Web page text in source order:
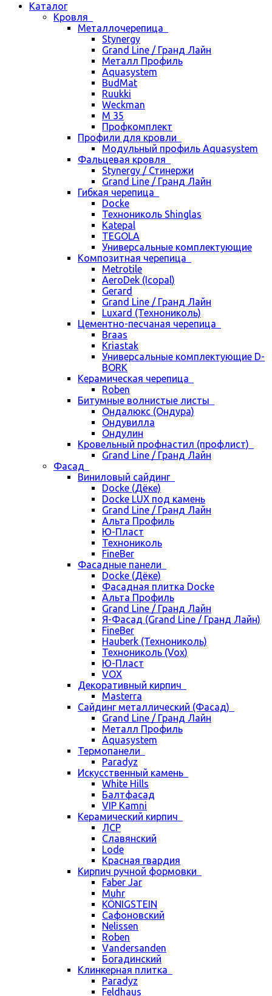
Каталог
Кровля
Металлочерепица
Stynergy
Grand Line / Гранд Лайн
Металл Профиль
Aquasystem
BudMat
Ruukki
Weckman
М 35
Профкомплект
Профили для кровли
Модульный профиль Aquasystem
Фальцевая кровля
Stynergy / Стинержи
Grand Line / Гранд Лайн
Гибкая черепица
Docke
Технониколь Shinglas
Katepal
TEGOLA
Универсальные комплектующие
Композитная черепица
Metrotile
AeroDek (Icopal)
Gerard
Grand Line / Гранд Лайн
Luxard (Технониколь)
Цементно-песчаная черепица
Braas
Kriastak
Универсальные комплектующие D-
BORK
Керамическая черепица
Roben
Битумные волнистые листы
Ондалюкс (Ондура)
Ондувилла
Ондулин
Кровельный профнастил (профлист)
Grand Line / Гранд Лайн
Фасад
Виниловый сайдинг
Docke (Дёке)
Docke LUX под камень
Grand Line / Гранд Лайн
Альта Профиль
Ю-Пласт
Технониколь
FineBer
Фасадные панели
Docke (Дёке)
Фасадная плитка Docke
Альта Профиль
Grand Line / Гранд Лайн
Я-Фасад (Grand Line / Гранд Лайн)
FineBer
Hauberk (Технониколь)
Технониколь (Vox)
Ю-Пласт
VOX
Декоративный кирпич
Masterra
Сайдинг металлический (Фасад)
Grand Line / Гранд Лайн
Металл Профиль
Aquasystem
Термопанели
Paradyz
Искусственный камень
White Hills
Балтфасад
VIP Kamni
Керамический кирпич
ЛСР
Славянский
Lode
Красная гвардия
Кирпич ручной формовки
Faber Jar
Muhr
KÖNIGSTEIN
Сафоновский
Nelissen
Roben
Vandersanden
Богадинский
Клинкерная плитка
Paradyz
Feldhaus